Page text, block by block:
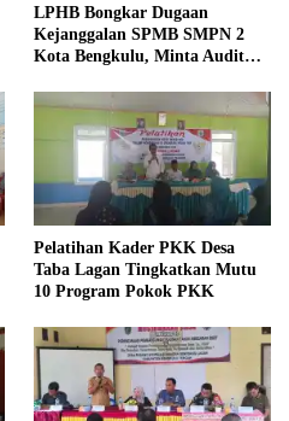
LPHB Bongkar Dugaan
Kejanggalan SPMB SMPN 2
Kota Bengkulu, Minta Audit
Pelatihan Kader PKK Desa
Taba Lagan Tingkatkan Mutu
10 Program Pokok PKK